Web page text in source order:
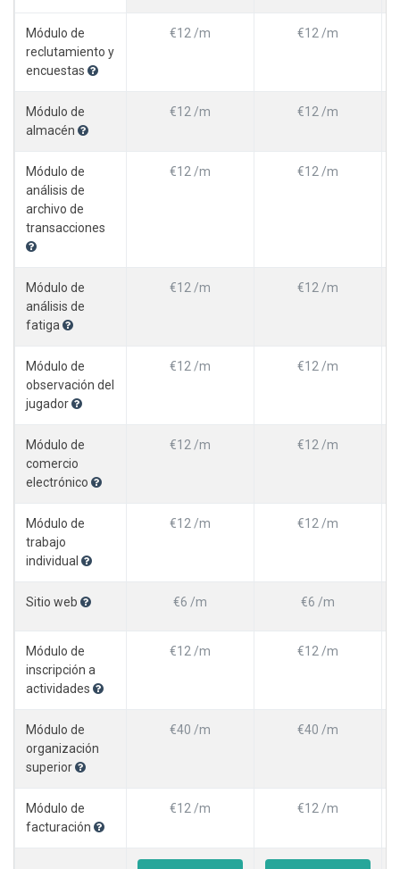
Módulo de
reclutamiento y
encuestas
€12 /m €12 /m
Módulo de
almacén
€12 /m €12 /m
Módulo de
análisis de
archivo de
transacciones
€12 /m €12 /m
Módulo de
análisis de
fatiga
€12 /m €12 /m
Módulo de
observación del
jugador
€12 /m €12 /m
Módulo de
comercio
electrónico
€12 /m €12 /m
Módulo de
trabajo
individual
€12 /m €12 /m
Sitio web €6 /m €6 /m
Módulo de
inscripción a
actividades
€12 /m €12 /m
Módulo de
organización
superior
€40 /m €40 /m
Módulo de
facturación
€12 /m €12 /m